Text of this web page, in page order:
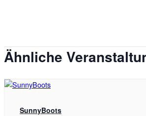
Ähnliche
SunnyBoots